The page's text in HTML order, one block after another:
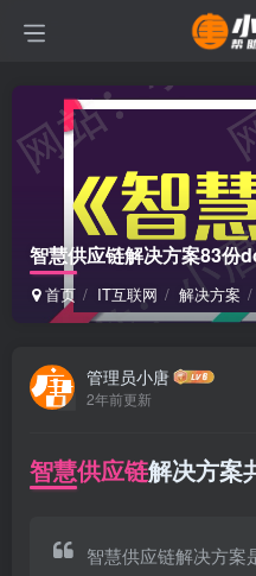
智慧供应链解决方案83份
首页 IT互联网 解决方案
管理员小唐
2年前更新
智慧供应链解决方案
智慧供应链解决方案